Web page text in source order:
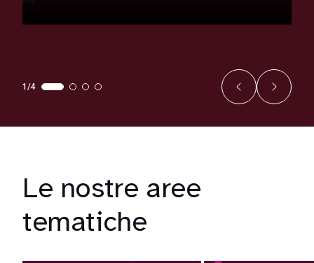
1/4
Le nostre aree
tematiche